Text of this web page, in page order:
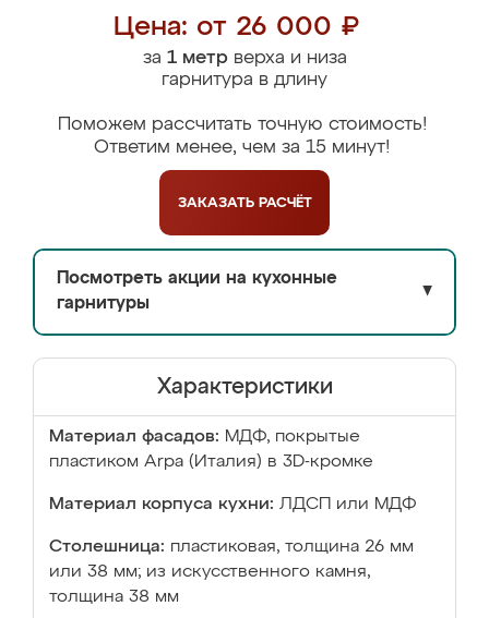
Цена: от 26 000 ₽
за 1 метрверха и низа
гарнитура в длину
Поможем рассчитать точную стоимость!
Ответим менее, чем за 15 минут!
ЗАКАЗАТЬ РАСЧЁТ
Посмотреть акции на кухонные
гарнитуры
▼
Характеристики
Материал фасадов: МДФ, покрытые
пластиком Arpa (Италия) в 3D-кромке
Материал корпуса кухни: ЛДСП или МДФ
Столешница: пластиковая, толщина 26 мм
или 38 мм; из искусственного камня,
толщина 38 мм